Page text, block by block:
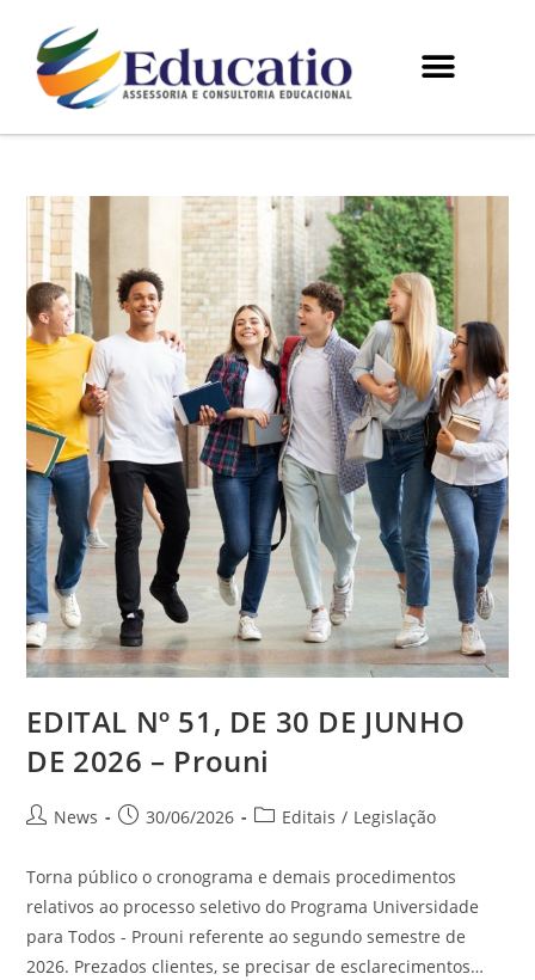
EDITAL Nº 51, DE 30 DE JUNHO
DE 2026 – Prouni
News 30/06/2026 Editais / Legislação
Torna público o cronograma e demais procedimentos
relativos ao processo seletivo do Programa Universidade
para Todos - Prouni referente ao segundo semestre de
2026. Prezados clientes, se precisar de esclarecimentos…